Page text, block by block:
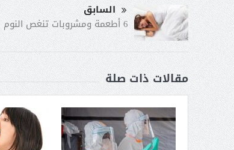
السابق
6 أطعمة ومشروبات تنغص النوم
مقالات ذات صلة